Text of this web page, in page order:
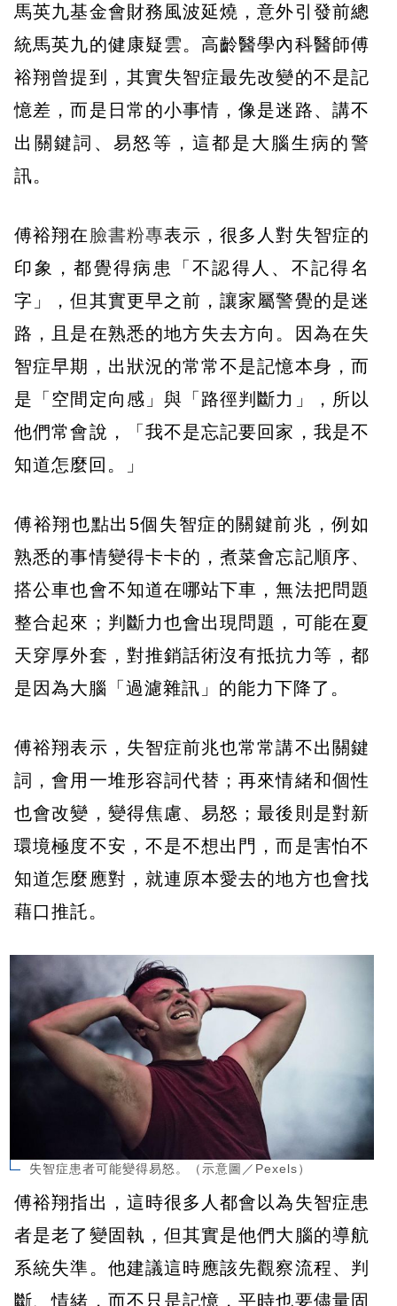
馬英九基金會財務風波延燒，意外引發前總
統馬英九的健康疑雲。高齡醫學內科醫師傅
裕翔曾提到，其實失智症最先改變的不是記
憶差，而是日常的小事情，像是迷路、講不
出關鍵詞、易怒等，這都是大腦生病的警
訊。
傅裕翔在 臉書粉專表示，很多人對失智症的
印象，都覺得病患「不認得人、不記得名
字」，但其實更早之前，讓家屬警覺的是迷
路，且是在熟悉的地方失去方向。因為在失
智症早期，出狀況的常常不是記憶本身，而
是「空間定向感」與「路徑判斷力」，所以
他們常會說，「我不是忘記要回家，我是不
知道怎麼回。」
傅裕翔也點出5個失智症的關鍵前兆，例如
熟悉的事情變得卡卡的，煮菜會忘記順序、
搭公車也會不知道在哪站下車，無法把問題
整合起來；判斷力也會出現問題，可能在夏
天穿厚外套，對推銷話術沒有抵抗力等，都
是因為大腦「過濾雜訊」的能力下降了。
傅裕翔表示，失智症前兆也常常講不出關鍵
詞，會用一堆形容詞代替；再來情緒和個性
也會改變，變得焦慮、易怒；最後則是對新
環境極度不安，不是不想出門，而是害怕不
知道怎麼應對，就連原本愛去的地方也會找
藉口推託。
失智症患者可能變得易怒。（示意圖／Pexels）
傅裕翔指出，這時很多人都會以為失智症患
者是老了變固執，但其實是他們大腦的導航
系統失準。他建議這時應該先觀察流程、判
斷、情緒，而不只是記憶，平時也要儘量固